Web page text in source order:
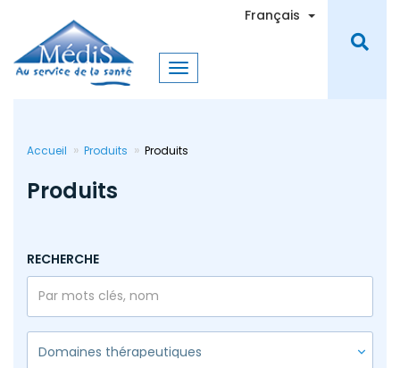
contenu
principal
Français Toggle
Accueil Produits Produits
Produits
RECHERCHE